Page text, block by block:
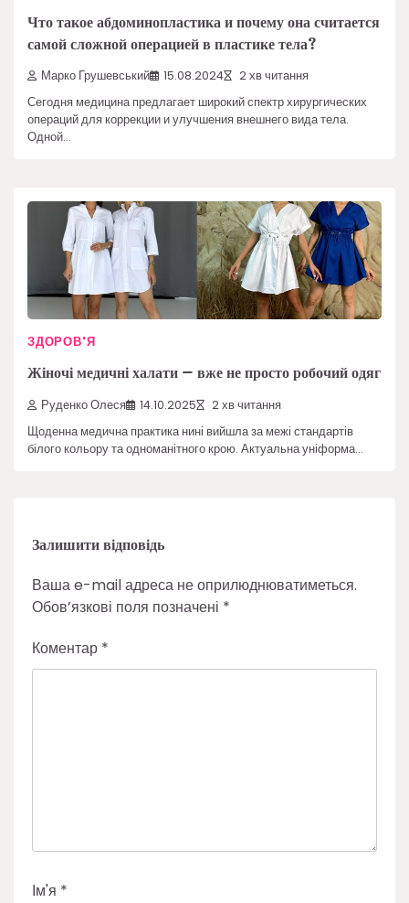
Что такое абдоминопластика и почему она считается
самой сложной операцией в пластике тела?
Марко Грушевський 15.08.2024 2 хв читання
Сегодня медицина предлагает широкий спектр хирургических
операций для коррекции и улучшения внешнего вида тела.
Одной…
ЗДОРОВ'Я
Жіночі медичні халати – вже не просто робочий одяг
Руденко Олеся 14.10.2025 2 хв читання
Щоденна медична практика нині вийшла за межі стандартів
білого кольору та одноманітного крою. Актуальна уніформа…
Залишити відповідь
Ваша e-mail адреса не оприлюднюватиметься.
Обов’язкові поля позначені *
Коментар *
Ім'я *